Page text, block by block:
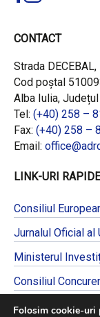
CONTACT
Strada DECEBAL,
Cod poștal
Alba Iulia,
Tel: (+40) 258 –
Fax: (+40) 258 –
Email:
LINK-URI RAPIDE
Consiliul
Jurnalul Oficial al
Ministerul
Consiliul
Folosim cookie-uri